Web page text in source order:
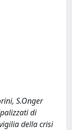
S.Onger
di
della crisi